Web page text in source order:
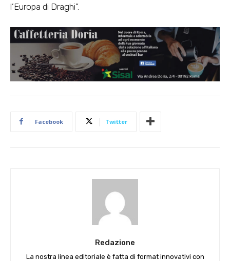
l’Europa di Draghi”.
Facebook Twitter
Redazione
La nostra linea editoriale è fatta di format innovativi con